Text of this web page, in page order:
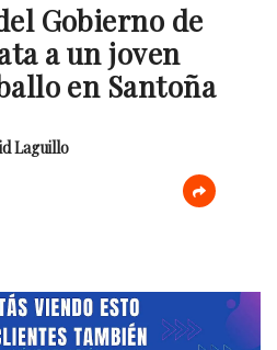
Gobierno de
a un joven
en Santoña
Laguillo